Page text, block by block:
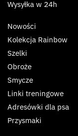
Wysyłka w 24h
Nowości
Kolekcja Rainbow
Szelki
Obroże
Smycze
Linki treningowe
Adresówki dla psa
Przysmaki